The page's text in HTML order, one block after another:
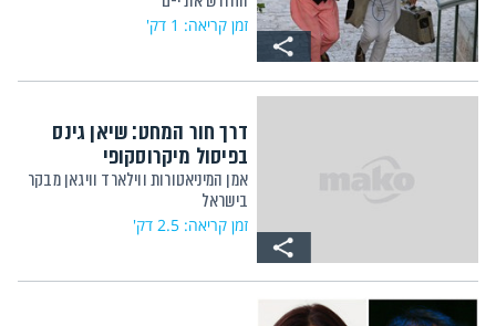
זמן קריאה: 1 דק'
דרך חור המחט: שיאן גינס
בפיסול מיקרוסקופי
אמן המיניאטורות ווילארד וויגאן מבקר
בישראל
זמן קריאה: 2.5 דק'